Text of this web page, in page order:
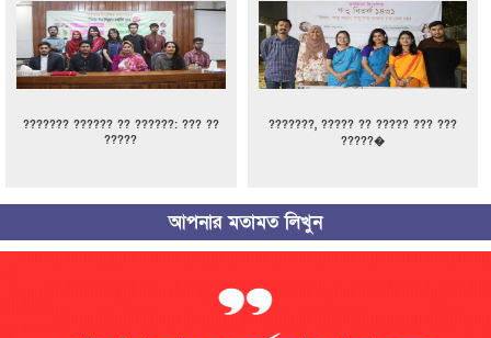
??????? ?????? ?? ??????: ??? ??
?????
???????, ????? ?? ????? ??? ???
?????�
আপনার মতামত লিখুন